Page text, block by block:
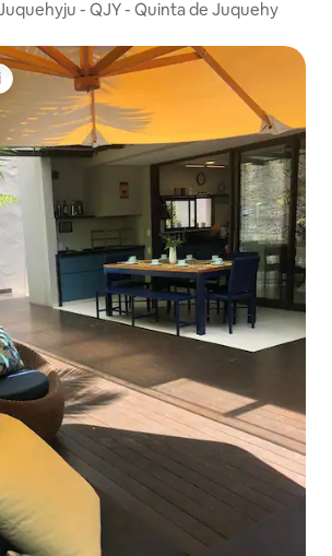
- QJY - Quinta de Juquehy
s oznakom „Odabrali gosti”